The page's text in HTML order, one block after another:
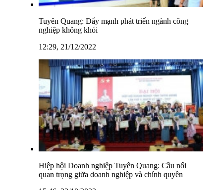
Tuyên Quang: Đẩy mạnh phát triển ngành công
nghiệp không khói
12:29, 21/12/2022
Hiệp hội Doanh nghiệp Tuyên Quang: Cầu nối
quan trọng giữa doanh nghiệp và chính quyền